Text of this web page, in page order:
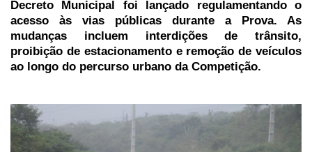
Decreto Municipal foi lançado regulamentando o
acesso às vias públicas durante a Prova. As
mudanças incluem interdições de trânsito,
proibição de estacionamento e remoção de veículos
ao longo do percurso urbano da Competição.